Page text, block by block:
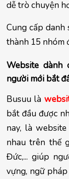
dễ trò chuyện
Cung cấp
thành 15 nhóm
Website dành
người mới bắt
Busuu là
bắt đầu được
nay, là
nhau trên thế
Đức,... giúp
vựng, ngữ